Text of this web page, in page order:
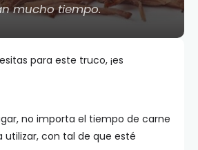
mucho tiempo.
para este truco, ¡es
no importa el tiempo de carne
utilizar, con tal de que esté